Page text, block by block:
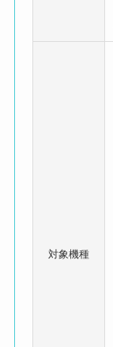
対象機種